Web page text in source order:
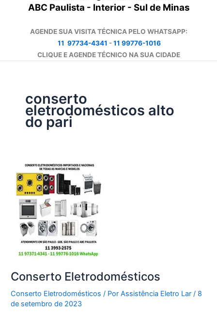
ABC Paulista - Interior - Sul de Minas
AGENDE SUA VISITA TÉCNICA PELO WHATSAPP:
11 97734-4341 -11 99776-1016
CLIQUE E AGENDE TÉCNICO NA SUA CIDADE
conserto
eletrodomésticos alto
do pari
Conserto Eletrodomésticos
Conserto Eletrodomésticos / PorAssistência Eletro Lar/ 8
de setembro de 2023